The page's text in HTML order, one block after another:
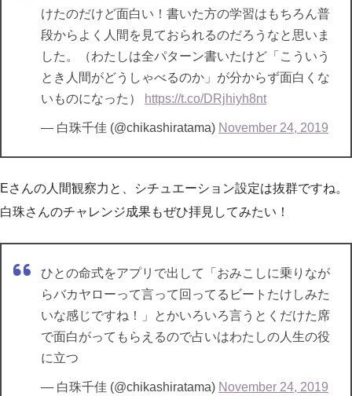
けたのだけど面白い！書いた方の学習はもちろん普
段からよく人間を見ておられるのだろうなと思いま
した。（わたしは全パターン書いたけど「こういう
とき人間がどうしゃべるのか」が分からず面白くな
いものになった）
https://t.co/DRjhiyh8nt
— 白珠千佳 (@chikashiratama) November 24, 2019
Eさんの人間観察力と、シチュエーション設定は抜群ですね。
白珠さんのチャレンジ成果もぜひ拝見してみたい！
ひとの命式をアプリで出して「おみこしに乗りなが
らバカヤローって言って回ってるビートたけしみた
いな感じですね！」とかいろいろ言うとくだけた席
で面白がってもらえるので占いはわたしの人生の役
に立つ
— 白珠千佳 (@chikashiratama) November 24, 2019